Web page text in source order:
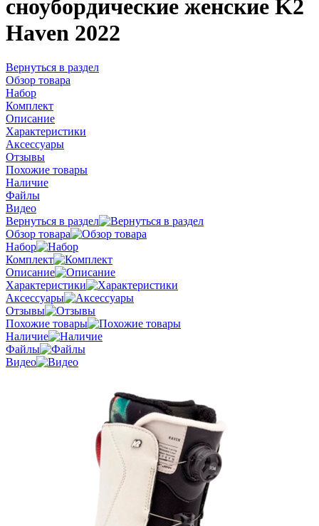
сноубордические женские K2
Haven 2022
Вернуться в раздел
Обзор товара
Набор
Комплект
Описание
Характеристики
Аксессуары
Отзывы
Похожие товары
Наличие
Файлы
Видео
Вернуться в раздел
Обзор товара
Набор
Комплект
Описание
Характеристики
Аксессуары
Отзывы
Похожие товары
Наличие
Файлы
Видео